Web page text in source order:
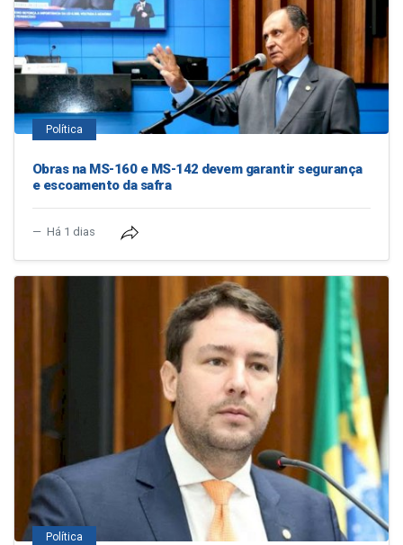
Política
Obras na MS-160 e MS-142 devem garantir segurança
e escoamento da safra
Há 1 dias
Política